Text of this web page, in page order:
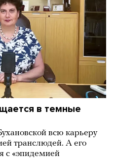
в темные
всю карьеру
транслюдей. А его
с «эпидемией